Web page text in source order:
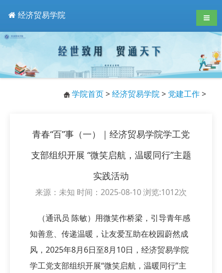
经济贸易学院 导航
学院首页>经济贸易学院> 党建工作>
青春“百”事（一）｜经济贸易学院学工党
支部组织开展 “微笑启航，温暖同行”主题
实践活动
来源：未知 时间：2025-08-10 浏览:1012次
（通讯员 陈敏）用微笑作桥梁，引导青年感
知善意、传递温暖，让友爱互助在校园蔚然成
风，2025年8月6日至8月10日，经济贸易学院
学工党支部组织开展“微笑启航，温暖同行”主